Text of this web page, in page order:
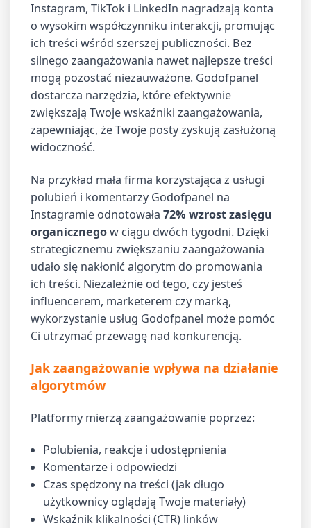
Instagram, TikTok i LinkedIn nagradzają konta
o wysokim współczynniku interakcji, promując
ich treści wśród szerszej publiczności. Bez
silnego zaangażowania nawet najlepsze treści
mogą pozostać niezauważone. Godofpanel
dostarcza narzędzia, które efektywnie
zwiększają Twoje wskaźniki zaangażowania,
zapewniając, że Twoje posty zyskują zasłużoną
widoczność.
Na przykład mała firma korzystająca z usługi
polubień i komentarzy Godofpanel na
Instagramie odnotowała72% wzrost zasięgu
organicznegow ciągu dwóch tygodni. Dzięki
strategicznemu zwiększaniu zaangażowania
udało się nakłonić algorytm do promowania
ich treści. Niezależnie od tego, czy jesteś
influencerem, marketerem czy marką,
wykorzystanie usług Godofpanel może pomóc
Ci utrzymać przewagę nad konkurencją.
Jak zaangażowanie wpływa na działanie
algorytmów
Platformy mierzą zaangażowanie poprzez:
Polubienia, reakcje i udostępnienia
Komentarze i odpowiedzi
Czas spędzony na treści (jak długo
użytkownicy oglądają Twoje materiały)
Wskaźnik klikalności (CTR) linków